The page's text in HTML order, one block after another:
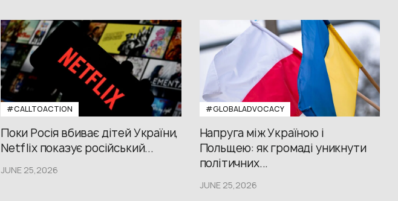
#CALLTOACTION
Поки Росія вбиває дітей України,
Netflix показує російський...
JUNE 25,2026
#GLOBALADVOCACY
Напруга між Україною і
Польщею: як громаді уникнути
політичних...
JUNE 25,2026